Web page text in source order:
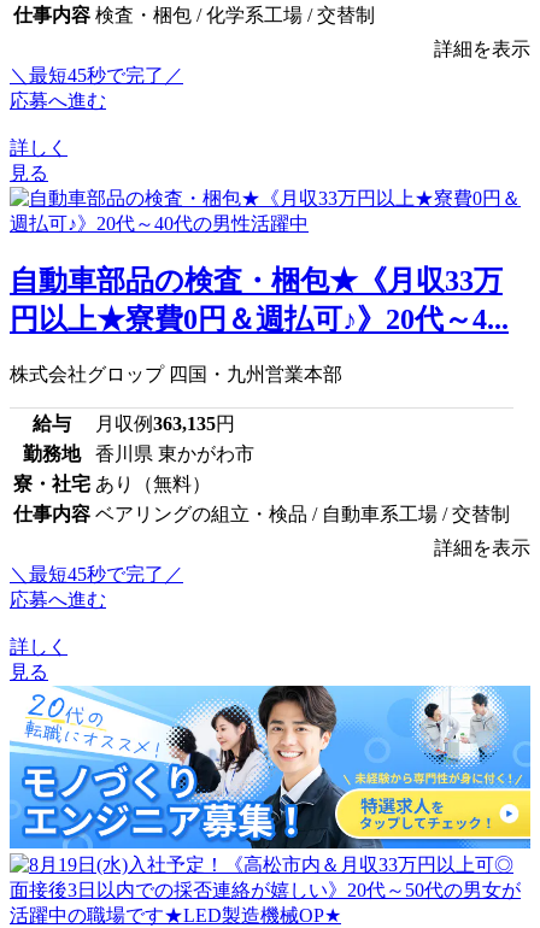
仕事内容 検査・梱包 / 化学系工場 / 交替制
詳細を表示
＼最短45秒で完了／
応募へ進む
詳しく
見る
自動車部品の検査・梱包★《月収33万
円以上★寮費0円＆週払可♪》20代～4...
株式会社グロップ 四国・九州営業本部
給与 月収例363,135円
勤務地
香川県 東かがわ市
寮・社宅 あり（無料）
仕事内容 ベアリングの組立・検品 / 自動車系工場 / 交替制
詳細を表示
＼最短45秒で完了／
応募へ進む
詳しく
見る